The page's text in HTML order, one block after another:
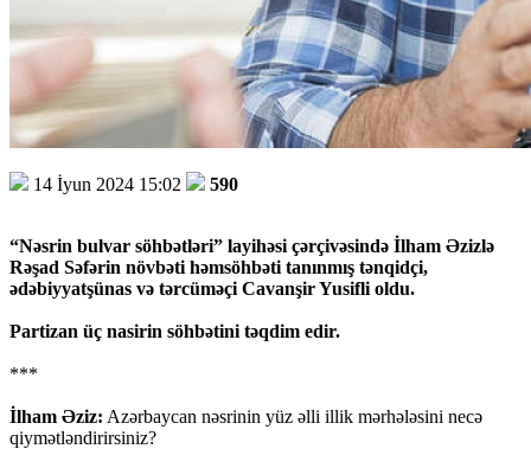
14 İyun 2024 15:02 590
“Nəsrin bulvar söhbətləri” layihəsi çərçivəsində İlham Əzizlə
Rəşad Səfərin növbəti həmsöhbəti tanınmış tənqidçi,
ədəbiyyatşünas və tərcüməçi Cavanşir Yusifli oldu.
Partizan üç nasirin söhbətini təqdim edir.
***
İlham Əziz: Azərbaycan nəsrinin yüz əlli illik mərhələsini necə
qiymətləndirirsiniz?